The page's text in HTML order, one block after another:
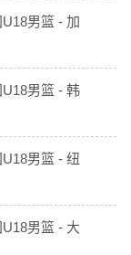
男篮 - 加
男篮 - 韩
男篮 - 纽
男篮 - 大